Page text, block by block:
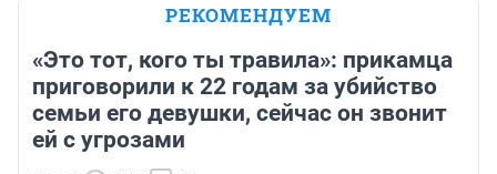
РЕКОМЕНДУЕМ
«Это тот, кого ты травила»: прикамца
приговорили к 22 годам за убийство
семьи его девушки, сейчас он звонит
ей с угрозами